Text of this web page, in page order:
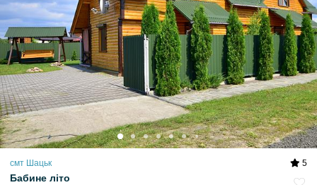
смт Шацьк 5
Бабине літо